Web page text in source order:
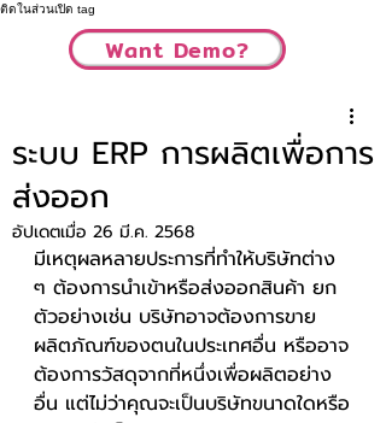
ติดในส่วนเปิด tag
Want Demo?
ระบบ ERP การผลิตเพื่อการ
ส่งออก
อัปเดตเมื่อ 26 มี.ค. 2568
มีเหตุผลหลายประการที่ทำให้บริษัทต่าง
ๆ ต้องการนำเข้าหรือส่งออกสินค้า ยก
ตัวอย่างเช่น บริษัทอาจต้องการขาย
ผลิตภัณฑ์ของตนในประเทศอื่น หรืออาจ
ต้องการวัสดุจากที่หนึ่งเพื่อผลิตอย่าง
อื่น แต่ไม่ว่าคุณจะเป็นบริษัทขนาดใดหรือ